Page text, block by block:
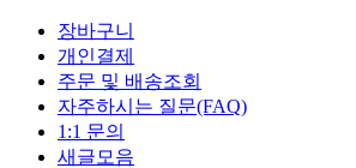
장바구니
개인결제
주문 및 배송조회
자주하시는 질문(FAQ)
1:1 문의
새글모음